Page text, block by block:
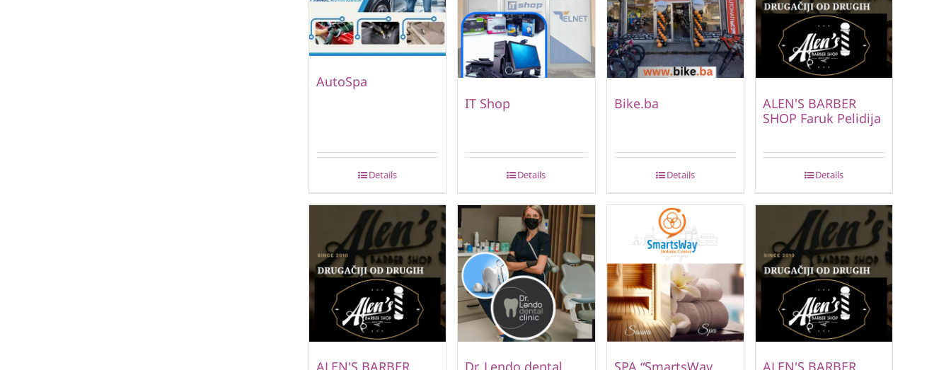
AutoSpa
Details
IT Shop
Details
Bike.ba
Details
ALEN'S BARBER
SHOP Faruk Pelidija
Details
ALEN'S BARBER Dr. Lendo dental SPA “SmartsWay ALEN'S BARBER